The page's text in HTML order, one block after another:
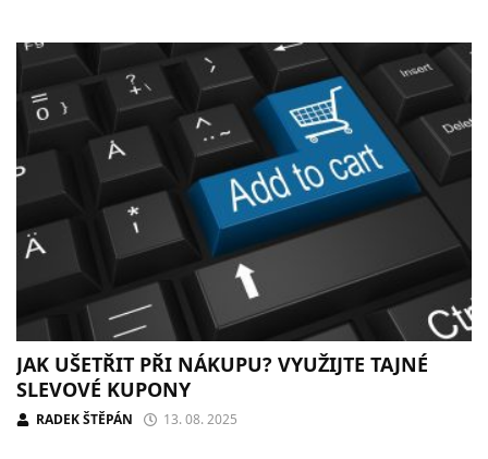
JAK UŠETŘIT PŘI NÁKUPU? VYUŽIJTE TAJNÉ
SLEVOVÉ KUPONY
RADEK ŠTĚPÁN 13. 08. 2025